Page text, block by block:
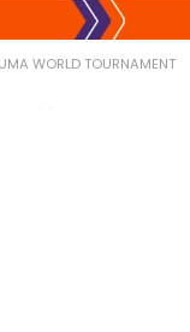
WORLD TOURNAMENT